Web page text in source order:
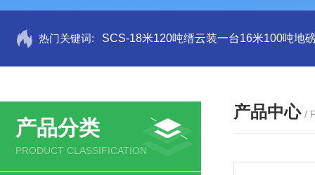
热门关键词: SCS-18米120吨缙云装一台16米100吨地
产品分类
PRODUCT CLASSIFICATION
产品中心 /